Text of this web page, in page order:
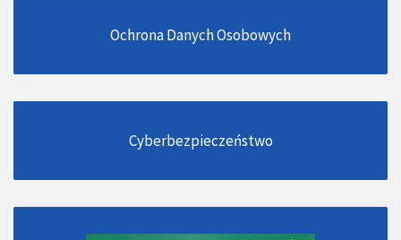
Ochrona Danych Osobowych
Cyberbezpieczeństwo